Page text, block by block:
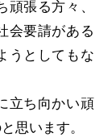
張る方々、
会要請がある
うとしてもな
立ち向かい頑
思います。